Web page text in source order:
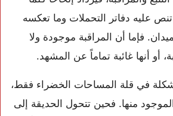
عليه دفاتر التحملات وما تعكسه
فإما أن المراقبة موجودة ولا
أو أنها غائبة تماماً عن المشهد.
في قلة المساحات الخضراء فقط،
منها. فحين تتحول الحديقة إلى